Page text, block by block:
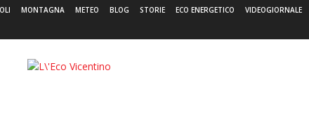
MONTAGNA METEO BLOG STORIE ECO ENERGETICO VIDEOGIORNALE
L'Eco